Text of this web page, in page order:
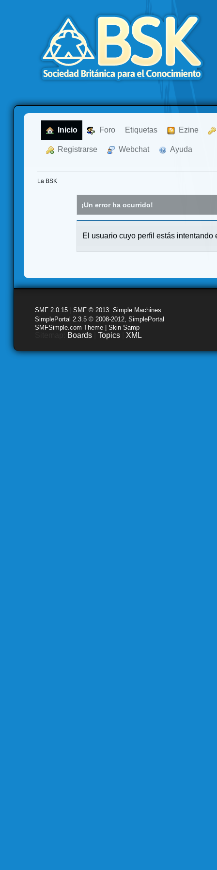
Inicio Foro Etiquetas Ezine
Registrarse Webchat Ayuda
La BSK
¡Un error ha ocurrido!
El usuario cuyo perfil estás intentando
SMF 2.0.15 SMF © 2013 Simple Machines
SimplePortal 2.3.5 © 2008-2012, SimplePortal
SMFSimple.com Theme | Skin Samp
Boards Topics XML